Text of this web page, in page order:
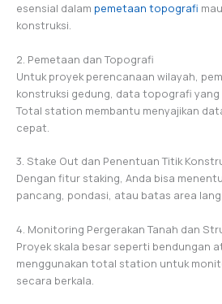
esensial dalam pemetaan topografi
konstruksi.
2. Pemetaan dan Topografi
Untuk proyek perencanaan wilayah,
konstruksi gedung, data topografi
Total station membantu menyajikan
cepat.
3. Stake Out dan Penentuan Titik
Dengan fitur staking, Anda bisa
pancang, pondasi, atau batas area
4. Monitoring Pergerakan Tanah dan
Proyek skala besar seperti bendungan
menggunakan total station untuk
secara berkala.